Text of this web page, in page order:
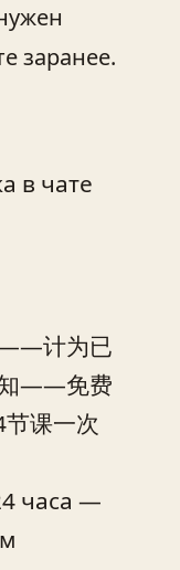
заранее.
в чате
——计为已
知——免费
课一次
часа —